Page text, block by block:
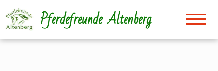
zum
Inhalt
Pferdefreunde Altenberg